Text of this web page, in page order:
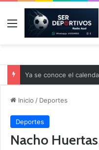
Menú
Ya se conoce el
Inicio / Deportes
Deportes
Nacho